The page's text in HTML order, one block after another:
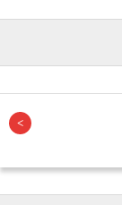
والنفسية
كانت النيابة العامة أحالت المتهم "رفعت م إ ر"، 57 عاما،
الزقازيق،
بقتل شقيقه "محمود م إ ر"، 39 عاما، مدرس، إثر
أبو حماد.